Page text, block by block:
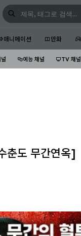
애니메이션 만화
예능 채널 TV 채널
춘도 무간연옥]